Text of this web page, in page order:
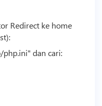
Redirect ke home
php.ini" dan cari: